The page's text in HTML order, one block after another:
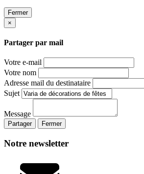
Fermer
×
Partager par mail
Votre e-mail
Votre nom
Adresse mail du destinataire
Sujet
Message
Partager Fermer
Notre newsletter